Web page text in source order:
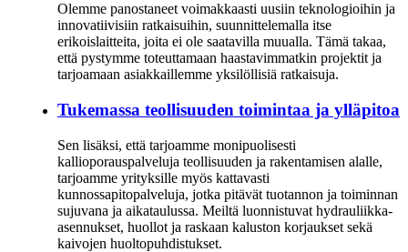
Olemme panostaneet voimakkaasti uusiin teknologioihin ja
innovatiivisiin ratkaisuihin, suunnittelemalla itse
erikoislaitteita, joita ei ole saatavilla muualla. Tämä takaa,
että pystymme toteuttamaan haastavimmatkin projektit ja
tarjoamaan asiakkaillemme yksilöllisiä ratkaisuja.
Tukemassa teollisuuden toimintaa ja ylläpitoa
Sen lisäksi, että tarjoamme monipuolisesti
kallioporauspalveluja teollisuuden ja rakentamisen alalle,
tarjoamme yrityksille myös kattavasti
kunnossapitopalveluja, jotka pitävät tuotannon ja toiminnan
sujuvana ja aikataulussa. Meiltä luonnistuvat hydrauliikka-
asennukset, huollot ja raskaan kaluston korjaukset sekä
kaivojen huoltopuhdistukset.